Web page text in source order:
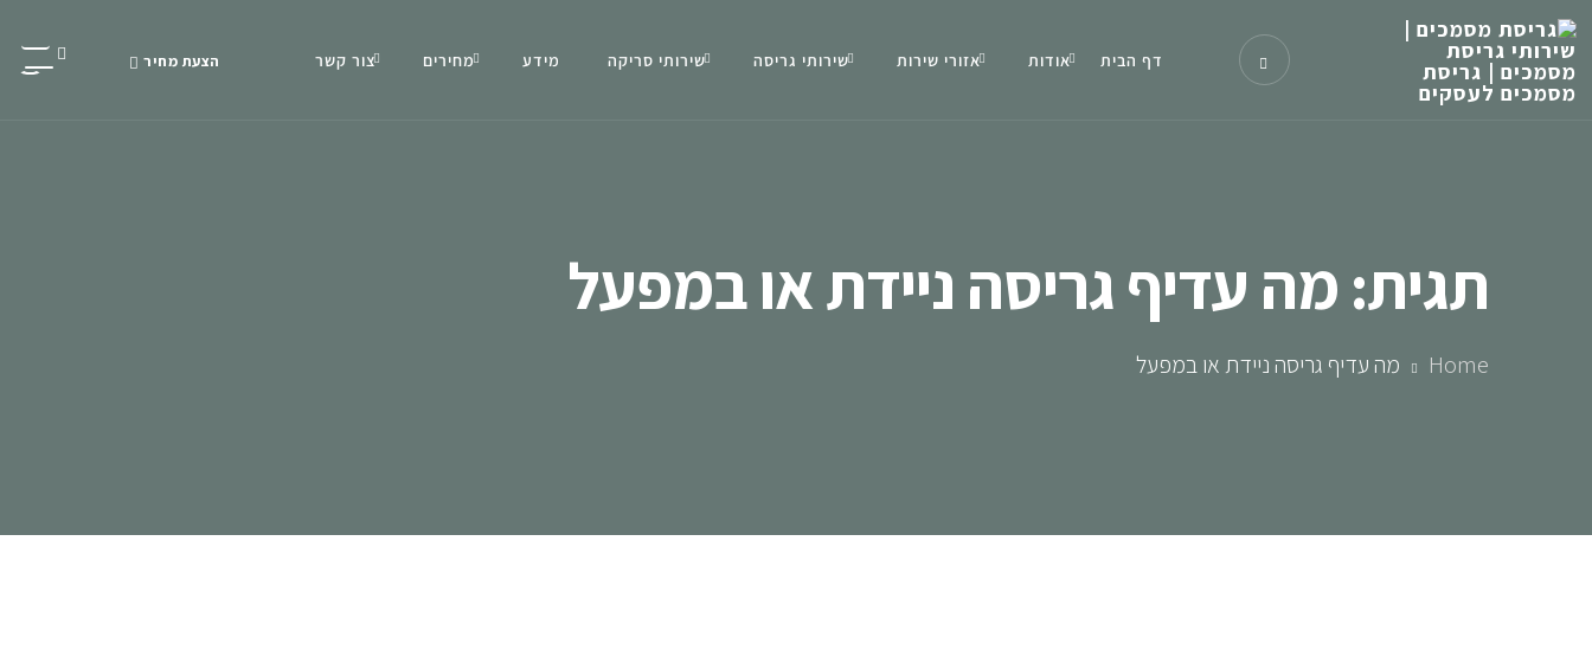
דף הבית אודות אזורי שירות שירותי גריסה שירותי סריקה מידע מחירים צור קשר הצעת מחיר
תגית:מה עדיף גריסה ניידת או במפעל
Home מה עדיף גריסה ניידת או במפעל